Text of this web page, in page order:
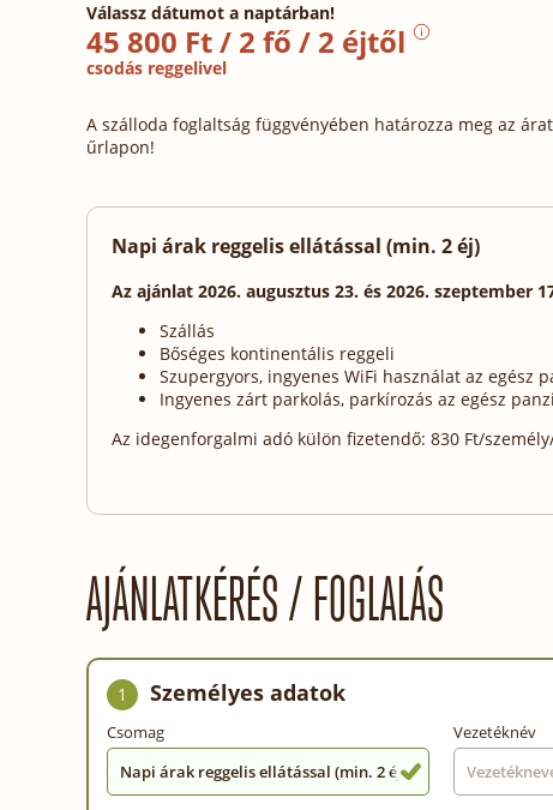
Válassz dátumot a naptárban!
45 800 Ft / 2 fő / 2 éjtől
csodás reggelivel
A szálloda foglaltság függvényében határozza meg az
űrlapon!
Napi árak reggelis ellátással (min. 2 éj)
Az ajánlat 2026. augusztus 23. és 2026. szeptember
Szállás
Bőséges kontinentális reggeli
Szupergyors, ingyenes WiFi használat az egész
Ingyenes zárt parkolás, parkírozás az egész
Az idegenforgalmi adó külön fizetendő: 830 Ft/
AJÁNLATKÉRÉS / FOGLALÁS
1 Személyes adatok
Csomag
Napi árak reggelis ellátással (min. 2 éj)
Vezetéknév